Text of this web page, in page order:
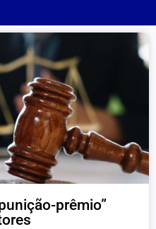
prêmio”